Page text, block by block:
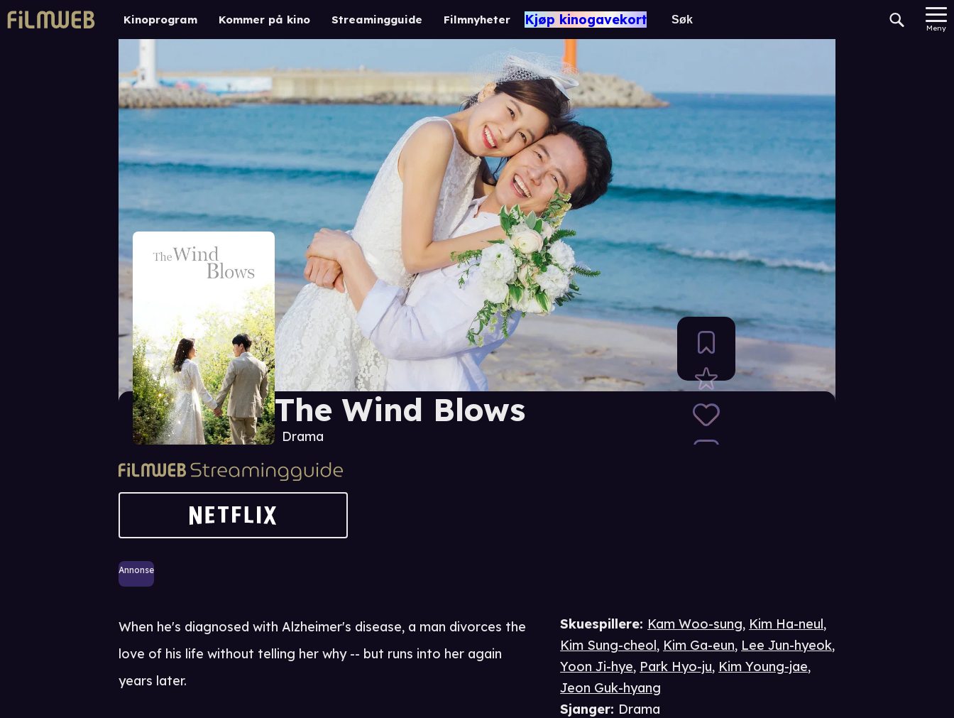
Kinoprogram Kommer på kino Streamingguide Filmnyheter Kjøp kinogavekort
Meny
The Wind Blows
Drama
Annonse
Skuespillere: Kam Woo-sung, Kim Ha-neul,
Kim Sung-cheol, Kim Ga-eun, Lee Jun-hyeok,
Yoon Ji-hye, Park Hyo-ju, Kim Young-jae,
Jeon Guk-hyang
Sjanger: Drama
When he's diagnosed with Alzheimer's disease, a man divorces the
love of his life without telling her why -- but runs into her again
years later.